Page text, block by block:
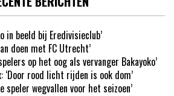
in beeld bij Eredivisieclub’
doen met FC Utrecht’
op het oog als vervanger Bakayoko’
‘Door rood licht rijden is ook dom’
speler wegvallen voor het seizoen’